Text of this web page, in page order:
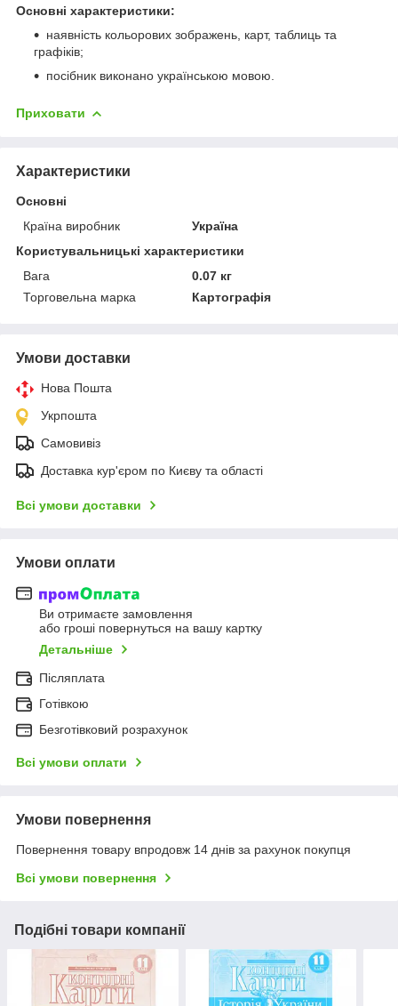
Основні характеристики:
наявність кольорових зображень, карт, таблиць та
графіків;
посібник виконано українською мовою.
Приховати
Характеристики
Основні
Країна виробник
Україна
Користувальницькі характеристики
Вага
0.07 кг
Торговельна марка
Картографія
Умови доставки
Нова Пошта
Укрпошта
Самовивіз
Доставка кур'єром по Києву та області
Всі умови доставки
Умови оплати
Ви отримаєте замовлення
або гроші повернуться на вашу картку
Детальніше
Післяплата
Готівкою
Безготівковий розрахунок
Всі умови оплати
Умови повернення
Повернення товару впродовж 14 днів за рахунок покупця
Всі умови повернення
Подібні товари компанії